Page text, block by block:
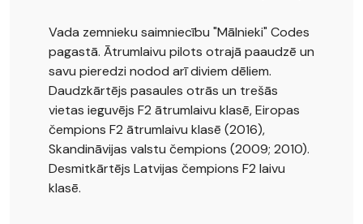
Vada zemnieku saimniecību "Mālnieki" Codes
pagastā. Ātrumlaivu pilots otrajā paaudzē un
savu pieredzi nodod arī diviem dēliem.
Daudzkārtējs pasaules otrās un trešās
vietas ieguvējs F2 ātrumlaivu klasē, Eiropas
čempions F2 ātrumlaivu klasē (2016),
Skandināvijas valstu čempions (2009; 2010).
Desmitkārtējs Latvijas čempions F2 laivu
klasē.